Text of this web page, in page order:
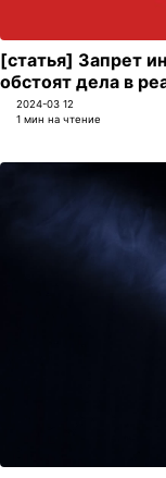
[статья] Запрет
обстоят дела в
2024-03 12
1 мин на чтение